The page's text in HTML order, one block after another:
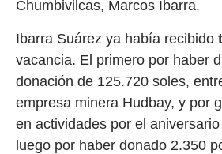
Chumbivilcas, Marcos Ibarra.
Ibarra Suárez ya había recibido
vacancia. El primero por haber
donación de 125.720 soles,
empresa minera Hudbay, y por
en actividades por el
luego por haber donado 2.350